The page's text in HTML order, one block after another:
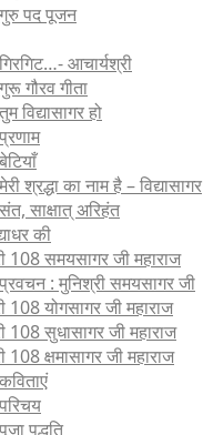
गुरु पद पूजन
गिरगिट…- आचार्यश्री
गुरू गौरव गीता
तुम विद्यासागर हो
प्रणाम
बेटियाँ
मेरी श्रद्धा का नाम है – विद्यासागर
संत, साक्षात् अरिहंत
की
108 समयसागर जी महाराज
प्रवचन : मुनिश्री समयसागर जी
108 योगसागर जी महाराज
108 सुधासागर जी महाराज
108 क्षमासागर जी महाराज
कविताएं
परिचय
पूजा पद्धति